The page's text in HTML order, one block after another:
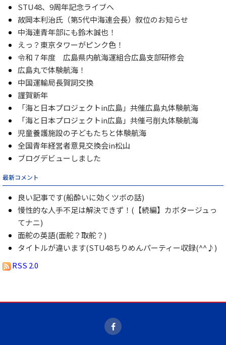
STU48、9周年記念ライブへ
故岡本利治氏（第5代中海連会長）叙位のお知らせ
中海連青年部にも鈴木誠也！
えっ？東京タワーがピンク色！
令和７年度 広島県内航海運組合広島支部研修会
広島丸で体験航海！
中国運輸局長賀詞交換
謹賀新年
「海と日本プロジェクトin広島」共催広島丸体験航海
「海と日本プロジェクトin広島」共催弓削丸体験航海
児童養護施設の子どもたちと体験航海
全国青年経営者意見交換会in松山
ブログデビューしました
最新コメント
良い記事です(船酔いに効くツボの話)
慢性的な人手不足は解決できず！(【続編】カボタージュっ
てナニ)
面舵の英語(面舵？取舵？)
タイトルが違います(STU48ちりめんパーティー収録(^^♪)
RSS 2.0